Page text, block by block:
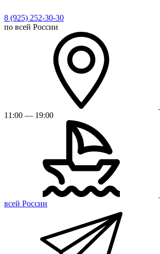
8 (925) 252-30-30
по всей России
11:00 — 19:00
всей России